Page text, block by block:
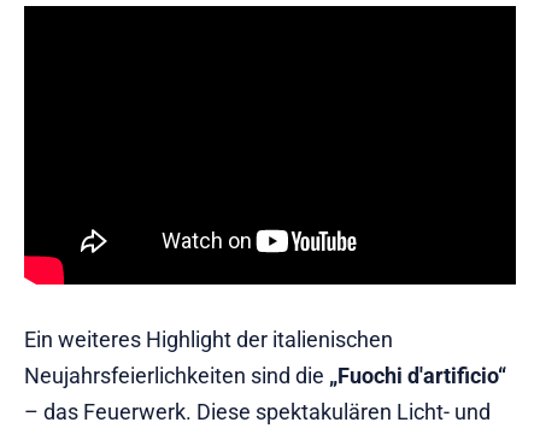
Ein weiteres Highlight der italienischen
Neujahrsfeierlichkeiten sind die „Fuochi d'artificio“
– das Feuerwerk. Diese spektakulären Licht- und